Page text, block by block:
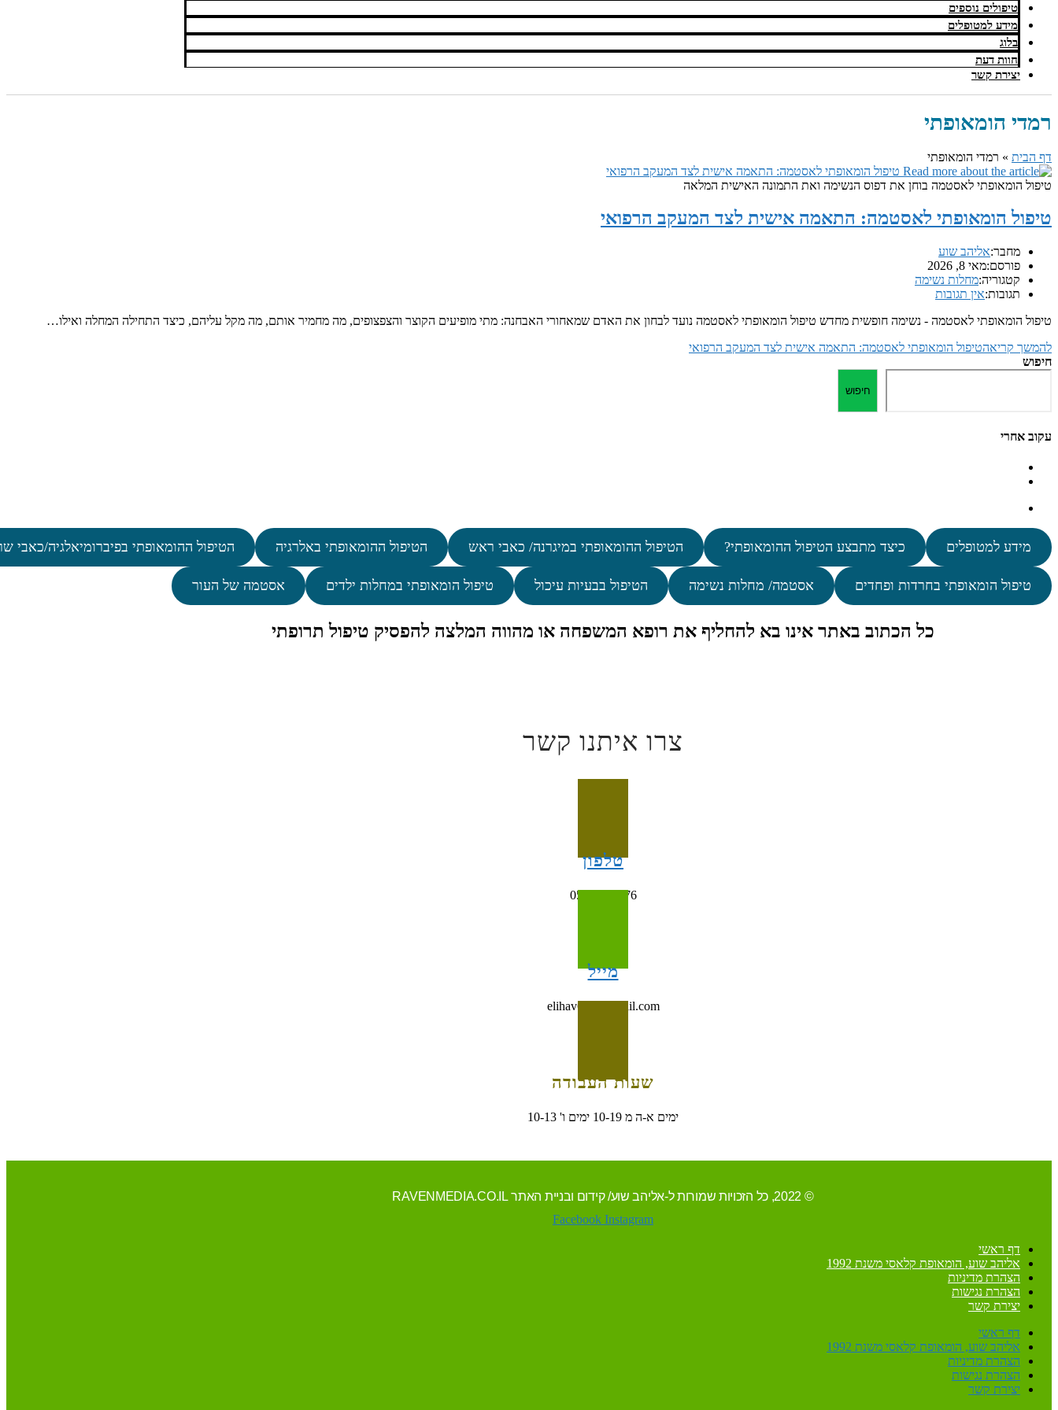
טיפולים נוספים
מידע למטופלים
בלוג
חוות דעת
יצירת קשר
רמדי הומאופתי
דף הבית » רמדי הומאופתי
טיפול הומאופתי לאסטמה בוחן את דפוס הנשימה ואת התמונה האישית המלאה
טיפול הומאופתי לאסטמה: התאמה אישית לצד המעקב הרפואי
מחבר:אליהב שוע
פורסם:מאי 8, 2026
קטגוריה:מחלות נשימה
תגובות:אין תגובות
טיפול הומאופתי לאסטמה - נשימה חופשית מחדש טיפול הומאופתי לאסטמה נועד לבחון את האדם שמאחורי האבחנה: מתי מופיעים הקוצר והצפצופים, מה מחמיר אותם, מה מקל עליהם, כיצד התחילה המחלה ואילו…
להמשך קריאהטיפול הומאופתי לאסטמה: התאמה אישית לצד המעקב הרפואי
חיפוש
חיפוש
עקוב אחרי
מידע למטופלים כיצד מתבצע הטיפול ההומאופתי? הטיפול ההומאופתי במיגרנה/ כאבי ראש הטיפול ההומאופתי באלרגיה הטיפול ההומאופתי בפיברומיאלגיה/כאבי
טיפול הומאופתי בחרדות ופחדים אסטמה/ מחלות נשימה הטיפול בבעיות עיכול טיפול הומאופתי במחלות ילדים אסטמה של העור
כל הכתוב באתר אינו בא להחליף את רופא המשפחה או מהווה המלצה להפסיק טיפול תרופתי
צרו איתנו קשר
טלפון
054-4993676
מייל
elihav698@gmail.com
שעות העבודה
ימים א-ה מ 10-19 ימים ו' 10-13
© 2022, כל הזכויות שמורות ל-אליהב שוע/ קידום ובניית האתר RAVENMEDIA.CO.IL
Facebook Instagram
דף ראשי
אליהב שוע, הומאופת קלאסי משנת 1992
הצהרת מדיניות
הצהרת נגישות
יצירת קשר
דף ראשי
אליהב שוע, הומאופת קלאסי משנת 1992
הצהרת מדיניות
הצהרת נגישות
יצירת קשר